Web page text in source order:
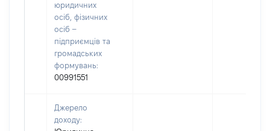
юридичних
осіб, фізичних
осіб –
підприємців та
громадських
формувань:
00991551
Джерело
доходу: